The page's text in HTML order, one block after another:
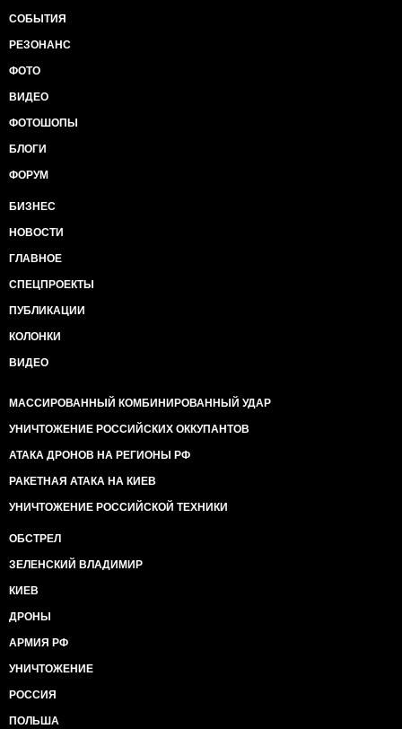
СОБЫТИЯ
РЕЗОНАНС
ФОТО
ВИДЕО
ФОТОШОПЫ
БЛОГИ
ФОРУМ
БИЗНЕС
НОВОСТИ
ГЛАВНОЕ
СПЕЦПРОЕКТЫ
ПУБЛИКАЦИИ
КОЛОНКИ
ВИДЕО
МАССИРОВАННЫЙ КОМБИНИРОВАННЫЙ УДАР
УНИЧТОЖЕНИЕ РОССИЙСКИХ ОККУПАНТОВ
АТАКА ДРОНОВ НА РЕГИОНЫ РФ
РАКЕТНАЯ АТАКА НА КИЕВ
УНИЧТОЖЕНИЕ РОССИЙСКОЙ ТЕХНИКИ
ОБСТРЕЛ
ЗЕЛЕНСКИЙ ВЛАДИМИР
КИЕВ
ДРОНЫ
АРМИЯ РФ
УНИЧТОЖЕНИЕ
РОССИЯ
ПОЛЬША